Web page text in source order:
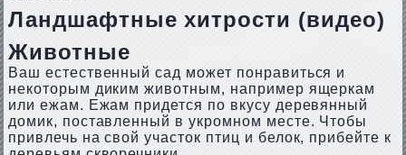
Ландшафтные хитрости (видео)
Животные
Ваш естественный сад может понравиться и
некоторым диким животным, например ящеркам
или ежам. Ежам придется по вкусу деревянный
домик, поставленный в укромном месте. Чтобы
привлечь на свой участок птиц и белок, прибейте к